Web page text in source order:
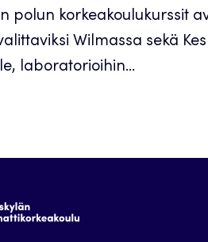
polun korkeakoulukurssit
Wilmassa sekä
laboratorioihin...